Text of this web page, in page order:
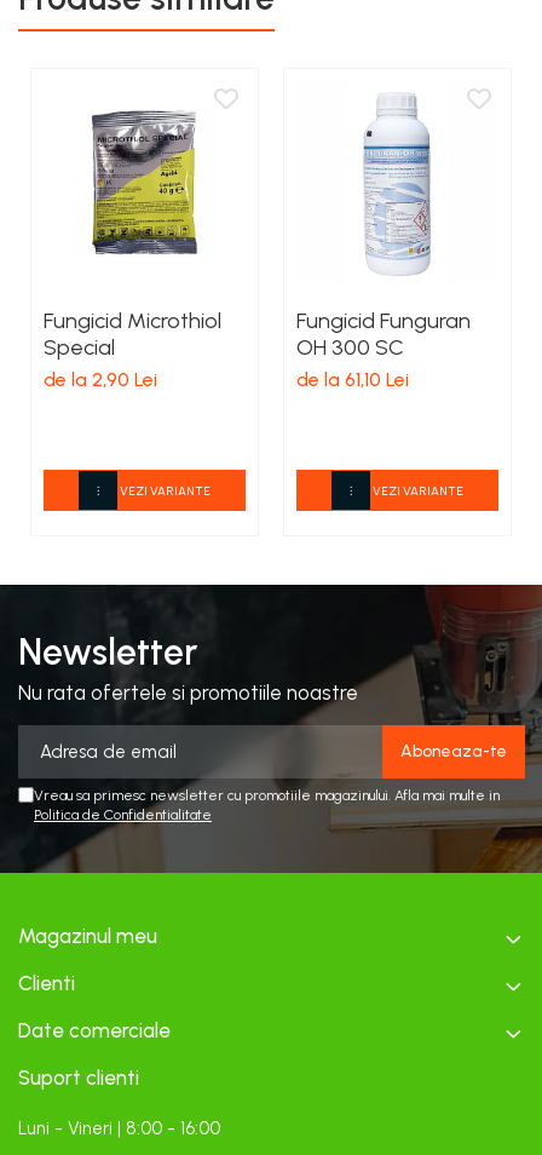
Fungicid Microthiol
Special
de la 2,90 Lei
VEZI VARIANTE
Fungicid Funguran
OH 300 SC
de la 61,10 Lei
VEZI VARIANTE
Newsletter
Nu rata ofertele si promotiile noastre
Vreau sa primesc newsletter cu promotiile magazinului. Afla mai multe in
Politica de Confidentialitate
Magazinul meu
Clienti
Date comerciale
Suport clienti
Luni - Vineri | 8:00 - 16:00